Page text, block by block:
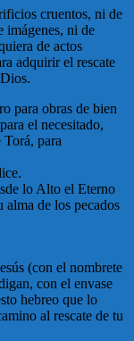
cruentos, ni de
imágenes, ni de
de actos
adquirir el rescate
para obras de bien
el necesitado,
para
lo Alto el Eterno
alma de los pecados
(con el nombrete
con el envase
hebreo que lo
al rescate de tu